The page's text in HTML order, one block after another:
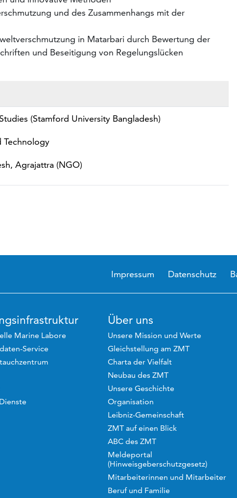
und des Zusammenhangs mit der
in Matarbari durch Bewertung der
und Beseitigung von Regelungslücken
(Stamford University Bangladesh)
Technology
Agrajattra (NGO)
Impressum Datenschutz
Marine Labore
Service
Über uns
Unsere Mission und Werte
Gleichstellung am ZMT
Charta der Vielfalt
Neubau des ZMT
Unsere Geschichte
Organisation
Leibniz-Gemeinschaft
ZMT auf einen Blick
ABC des ZMT
Meldeportal
(Hinweisgeberschutzgesetz)
Mitarbeiterinnen und Mitarbeiter
Beruf und Familie